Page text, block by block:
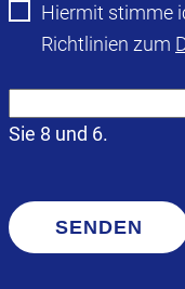
Hiermit stimme
Richtlinien zum
Sie 8 und 6.
SENDEN